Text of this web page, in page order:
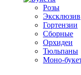
Розы
Эксклюзив
Гортензии
Сборные
Орхидеи
Тюльпаны
Моно-